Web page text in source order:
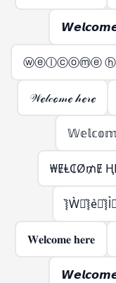
ⓦⓔⓛⓒⓞⓜⓔ
𝒲ℯ𝓁𝒸ℴ𝓂ℯ 𝒽ℯ𝓇ℯ
₩ɆⱠ₵Ø₥Ɇ
𝐖𝐞𝐥𝐜𝐨𝐦𝐞 𝐡𝐞𝐫𝐞